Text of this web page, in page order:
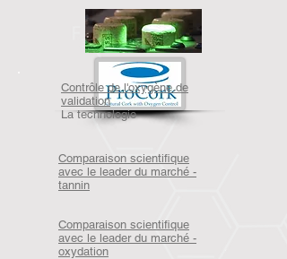
Contrôle de l'oxygène de
validation
La technologie
Comparaison scientifique
avec le leader du marché -
tannin
Comparaison scientifique
avec le leader du marché -
oxydation